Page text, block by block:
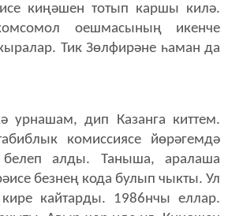
киңәшен тотып каршы килә.
оешмасының икенче
Тик Зөлфирәне һаман да
урнашам, дип Казанга киттем.
комиссиясе йөрәгемдә
белеп алды. Таныша, аралаша
безнең кода булып чыкты. Ул
кайтарды. 1986нчы еллар.